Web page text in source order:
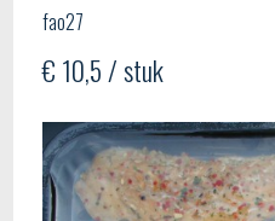
fao27
€ 10,5 / stuk